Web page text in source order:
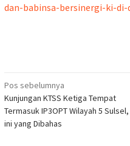
dan-babinsa-bersinergi-ki-di-
Navigasi
pos
Pos sebelumnya
Kunjungan KTSS Ketiga Tempat
Termasuk IP3OPT Wilayah 5 Sulsel,
ini yang Dibahas